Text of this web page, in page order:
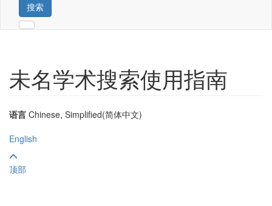
搜索
未名学术搜索使用指南
语言 Chinese, Simplified(简体中文)
English
顶部